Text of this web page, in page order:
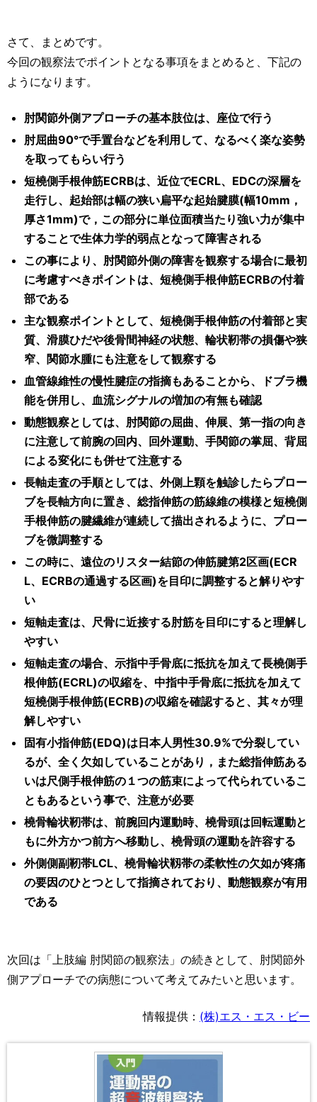
さて、まとめです。
今回の観察法でポイントとなる事項をまとめると、下記の
ようになります。
肘関節外側アプローチの基本肢位は、座位で行う
肘屈曲90°で手置台などを利用して、なるべく楽な姿勢
を取ってもらい行う
短橈側手根伸筋ECRBは、近位でECRL、EDCの深層を
走行し、起始部は幅の狭い扁平な起始腱膜(幅10mm，
厚さ1mm)で，この部分に単位面積当たり強い力が集中
することで生体力学的弱点となって障害される
この事により、肘関節外側の障害を観察する場合に最初
に考慮すべきポイントは、短橈側手根伸筋ECRBの付着
部である
主な観察ポイントとして、短橈側手根伸筋の付着部と実
質、滑膜ひだや後骨間神経の状態、輪状靭帯の損傷や狭
窄、関節水腫にも注意をして観察する
血管線維性の慢性腱症の指摘もあることから、ドブラ機
能を併用し、血流シグナルの増加の有無も確認
動態観察としては、肘関節の屈曲、伸展、第一指の向き
に注意して前腕の回内、回外運動、手関節の掌屈、背屈
による変化にも併せて注意する
長軸走査の手順としては、外側上顆を触診したらプロー
ブを長軸方向に置き、総指伸筋の筋線維の模様と短橈側
手根伸筋の腱繊維が連続して描出されるように、プロー
ブを微調整する
この時に、遠位のリスター結節の伸筋腱第2区画(ECR
L、ECRBの通過する区画)を目印に調整すると解りやす
い
短軸走査は、尺骨に近接する肘筋を目印にすると理解し
やすい
短軸走査の場合、示指中手骨底に抵抗を加えて長橈側手
根伸筋(ECRL)の収縮を、中指中手骨底に抵抗を加えて
短橈側手根伸筋(ECRB)の収縮を確認すると、其々が理
解しやすい
固有小指伸筋(EDQ)は日本人男性30.9%で分裂してい
るが、全く欠如していることがあり，また総指伸筋ある
いは尺側手根伸筋の１つの筋束によって代られているこ
ともあるという事で、注意が必要
橈骨輪状靭帯は、前腕回内運動時、橈骨頭は回転運動と
もに外方かつ前方へ移動し、橈骨頭の運動を許容する
外側側副靭帯LCL、橈骨輪状靱帯の柔軟性の欠如が疼痛
の要因のひとつとして指摘されており、動態観察が有用
である
次回は「上肢編 肘関節の観察法」の続きとして、肘関節外
側アプローチでの病態について考えてみたいと思います。
情報提供： (株)エス・エス・ビー